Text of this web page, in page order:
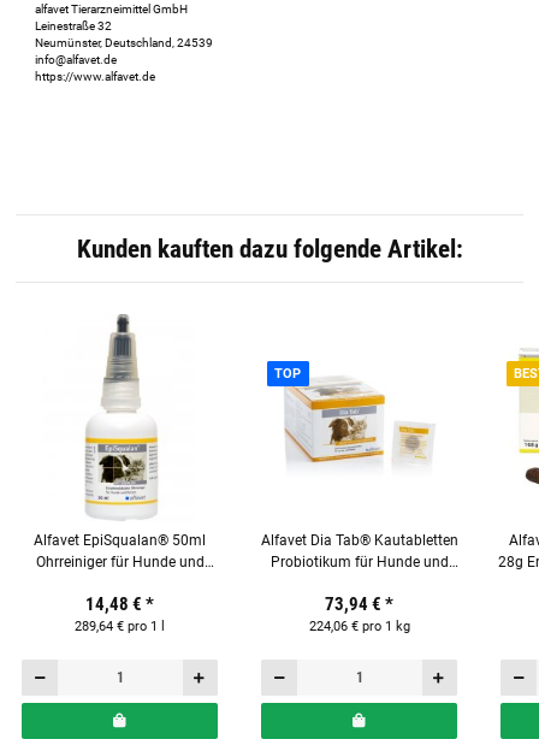
alfavet Tierarzneimittel GmbH
Leinestraße 32
Neumünster, Deutschland, 24539
info@alfavet.de
https://www.alfavet.de
Kunden kauften dazu folgende Artikel:
Alfavet EpiSqualan® 50ml
Ohrreiniger für Hunde und
14,48 € *
289,64 € pro 1 l
TOP
Alfavet Dia Tab® Kautabletten
Probiotikum für Hunde und
Tabletten
73,94 € *
224,06 € pro 1 kg
28g